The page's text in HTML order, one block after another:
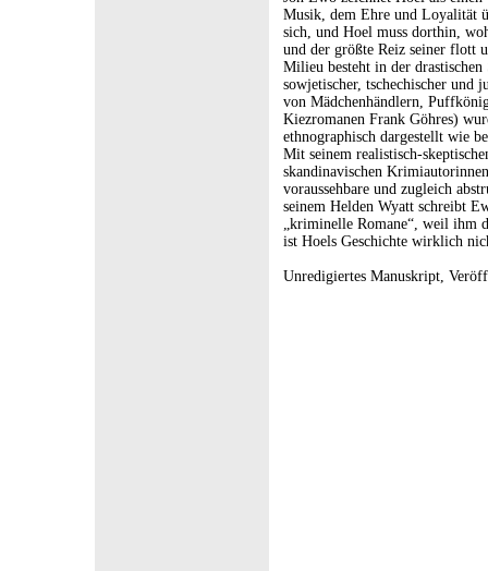
Musik, dem Ehre und Loyalität
sich, und Hoel muss dorthin,
und der größte Reiz seiner flott
Milieu besteht in der
sowjetischer, tschechischer und
von Mädchenhändlern,
Kiezromanen Frank Göhres)
ethnographisch dargestellt wie
Mit seinem realistisch-
skandinavischen
voraussehbare und zugleich
seinem Helden Wyatt schreibt
„kriminelle Romane“, weil ihm
ist Hoels Geschichte wirklich
Unredigiertes Manuskript,